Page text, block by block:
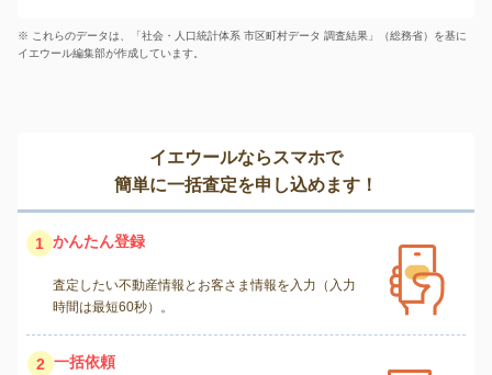
※ これらのデータは、「社会・人口統計体系 市区町村データ 調査結果」（総務省）を基に
イエウール編集部が作成しています。
イエウールならスマホで
簡単に一括査定を申し込めます！
1 かんたん登録
査定したい不動産情報とお客さま情報を入力（入力
時間は最短60秒）。
2 一括依頼